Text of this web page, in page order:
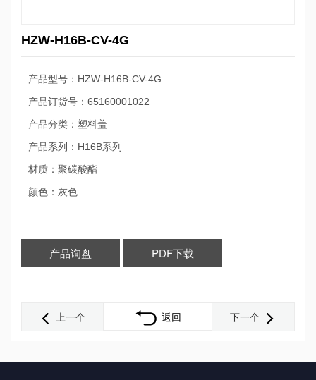
HZW-H16B-CV-4G
产品型号：HZW-H16B-CV-4G
产品订货号：65160001022
产品分类：塑料盖
产品系列：H16B系列
材质：聚碳酸酯
颜色：灰色
产品询盘 PDF下载
上一个 返回 下一个